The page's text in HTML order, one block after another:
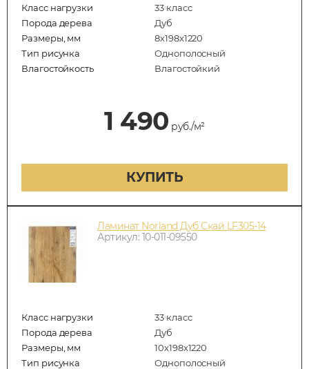
Класс нагрузки
33 класс
Порода дерева
Дуб
Размеры, мм
8х198х1220
Тип рисунка
Однополосный
Влагостойкость
Влагостойкий
1 490 руб./м²
КУПИТЬ
Ламинат Norland Дуб Скай LF305-14
Артикул: 10-011-09550
Класс нагрузки
33 класс
Порода дерева
Дуб
Размеры, мм
10x198x1220
Тип рисунка
Однополосный